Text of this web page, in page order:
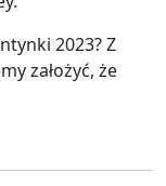
2023? Z
założyć, że